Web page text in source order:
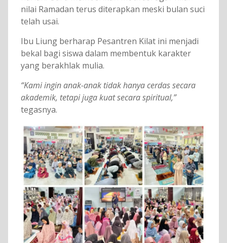
nilai Ramadan terus diterapkan meski bulan suci
telah usai.
Ibu Liung berharap Pesantren Kilat ini menjadi
bekal bagi siswa dalam membentuk karakter
yang berakhlak mulia.
“Kami ingin anak-anak tidak hanya cerdas secara
akademik, tetapi juga kuat secara spiritual,”
tegasnya.